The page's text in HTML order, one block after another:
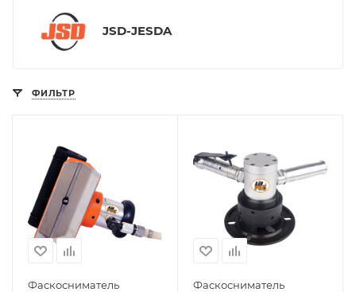
JSD-JESDA
ФИЛЬТР
Фаскосниматель
Фаскосниматель